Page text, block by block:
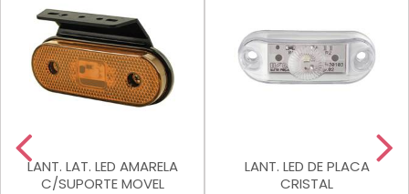
LANT. LAT. LED AMARELA
C/SUPORTE MOVEL
LANT. LED DE PLACA
CRISTAL